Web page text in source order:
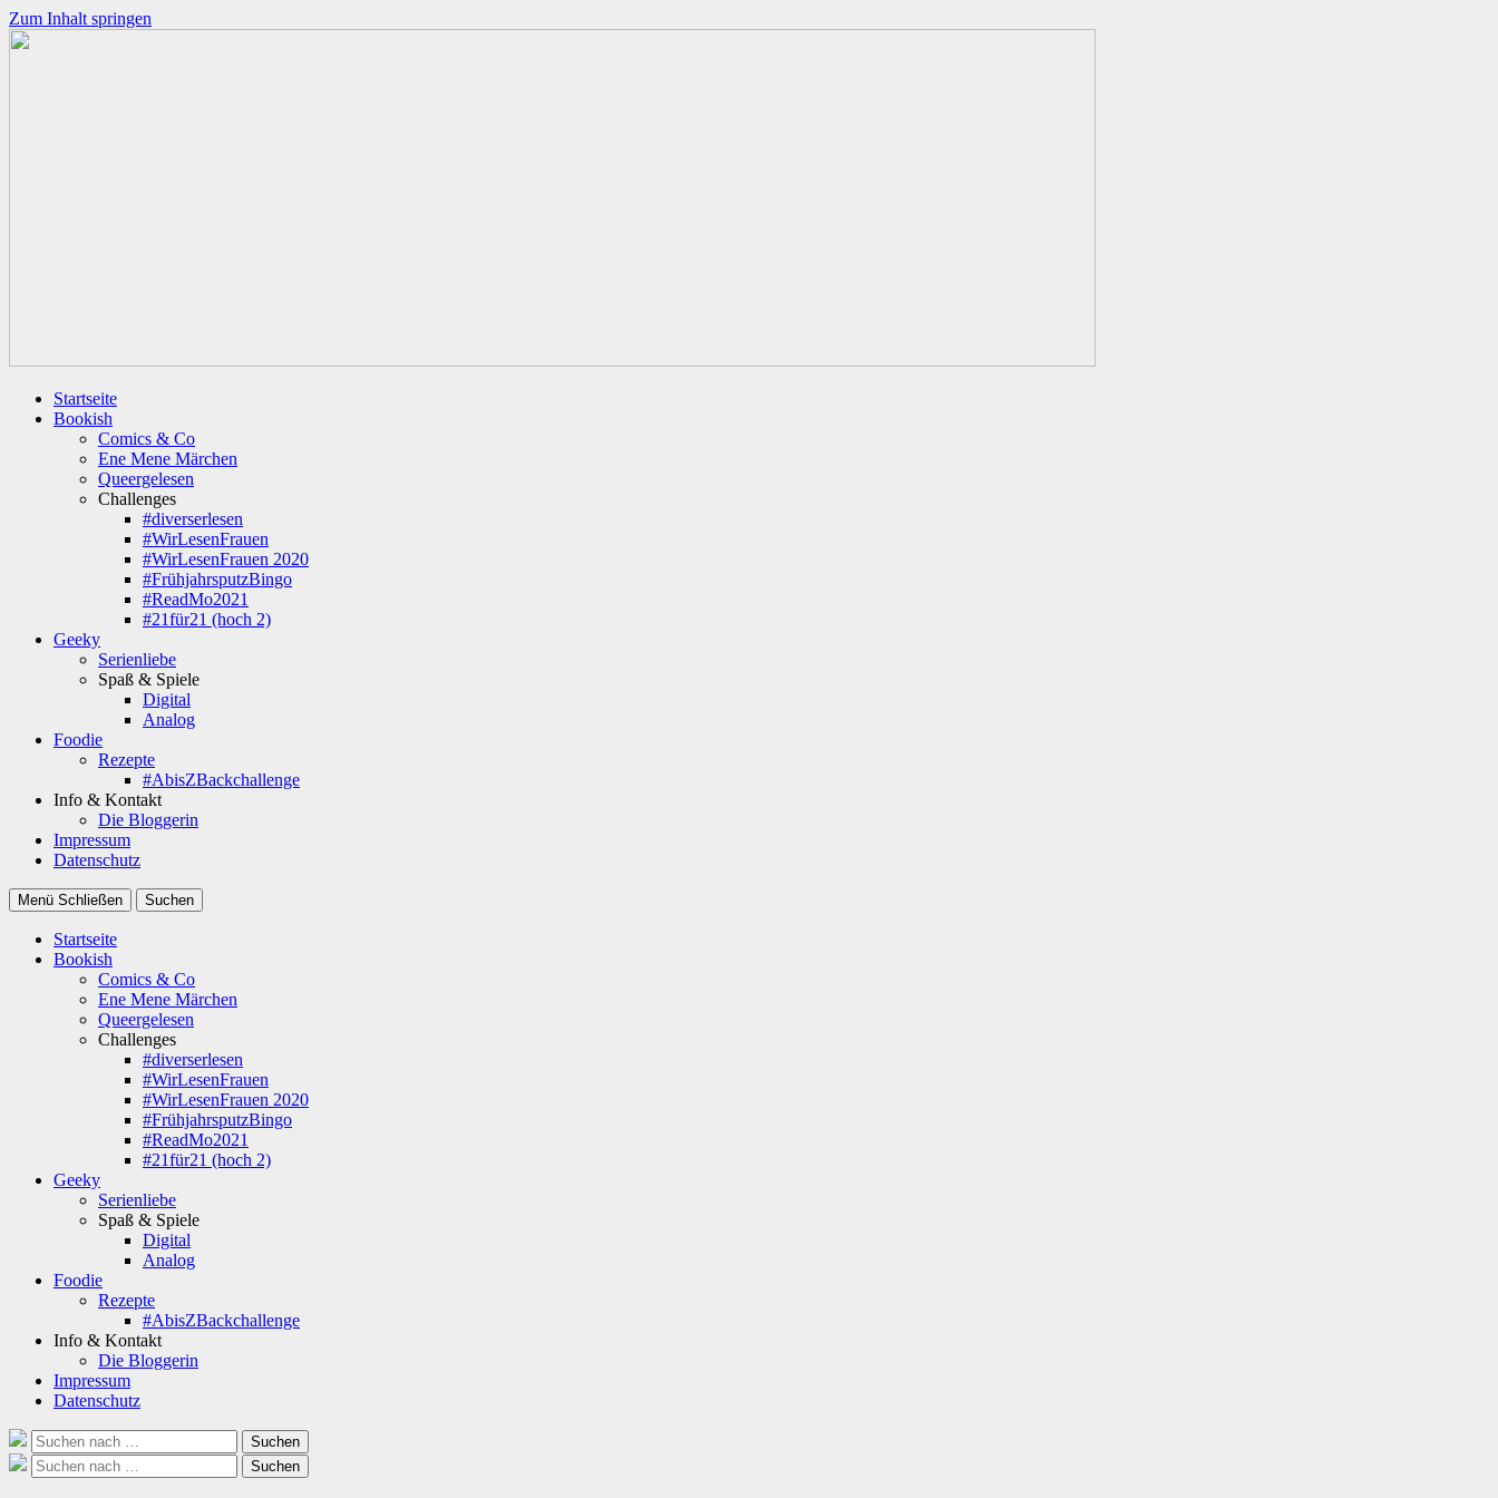
Zum Inhalt springen
Startseite
Bookish
Comics & Co
Ene Mene Märchen
Queergelesen
Challenges
#diverserlesen
#WirLesenFrauen
#WirLesenFrauen 2020
#FrühjahrsputzBingo
#ReadMo2021
#21für21 (hoch 2)
Geeky
Serienliebe
Spaß & Spiele
Digital
Analog
Foodie
Rezepte
#AbisZBackchallenge
Info & Kontakt
Die Bloggerin
Impressum
Datenschutz
Menü Schließen Suchen
Startseite
Bookish
Comics & Co
Ene Mene Märchen
Queergelesen
Challenges
#diverserlesen
#WirLesenFrauen
#WirLesenFrauen 2020
#FrühjahrsputzBingo
#ReadMo2021
#21für21 (hoch 2)
Geeky
Serienliebe
Spaß & Spiele
Digital
Analog
Foodie
Rezepte
#AbisZBackchallenge
Info & Kontakt
Die Bloggerin
Impressum
Datenschutz
Suche
nach:
Suchen
Suche
nach:
Suchen